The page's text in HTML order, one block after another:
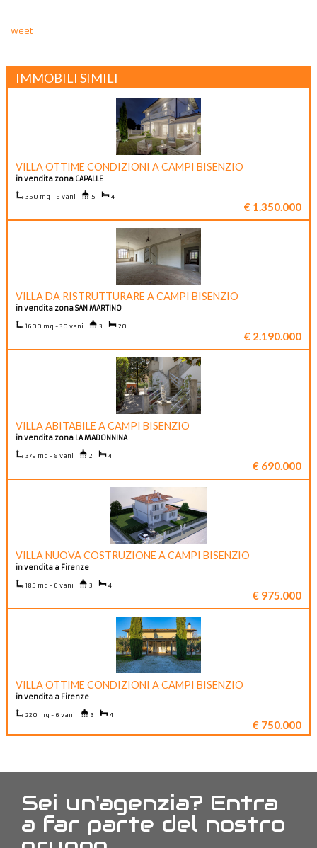
Tweet
IMMOBILI SIMILI
VILLA OTTIME CONDIZIONI A CAMPI BISENZIO
in vendita zona CAPALLE
350 mq - 8 vani 5 4
€ 1.350.000
VILLA DA RISTRUTTURARE A CAMPI BISENZIO
in vendita zona SAN MARTINO
1600 mq - 30 vani 3 20
€ 2.190.000
VILLA ABITABILE A CAMPI BISENZIO
in vendita zona LA MADONNINA
379 mq - 8 vani 2 4
€ 690.000
VILLA NUOVA COSTRUZIONE A CAMPI BISENZIO
in vendita a Firenze
185 mq - 6 vani 3 4
€ 975.000
VILLA OTTIME CONDIZIONI A CAMPI BISENZIO
in vendita a Firenze
220 mq - 6 vani 3 4
€ 750.000
Sei un'agenzia? Entra
a far parte del nostro